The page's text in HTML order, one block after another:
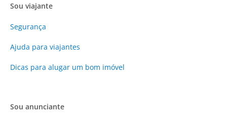
Sou viajante
Segurança
Ajuda para viajantes
Dicas para alugar um bom imóvel
Sou anunciante